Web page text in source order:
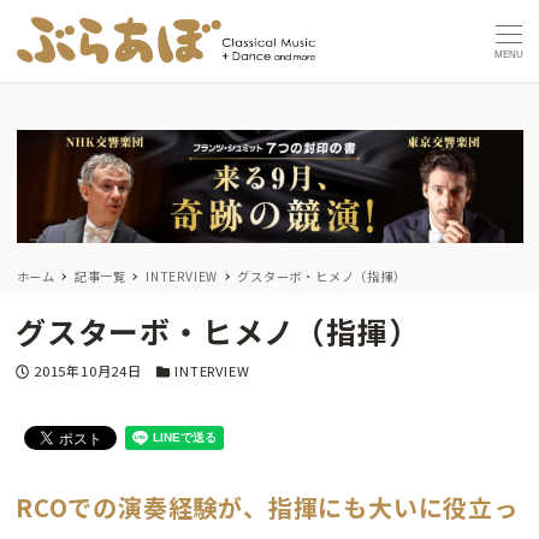
MENU
ホーム 記事一覧 INTERVIEW グスターボ・ヒメノ（指揮）
グスターボ・ヒメノ（指揮）
投稿日
2015年10月24日 カテゴリー
INTERVIEW
RCOでの演奏経験が、指揮にも大いに役立っ